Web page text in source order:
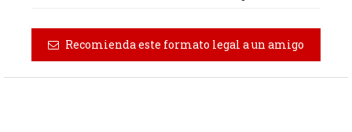
Recomienda este formato legal a un amigo